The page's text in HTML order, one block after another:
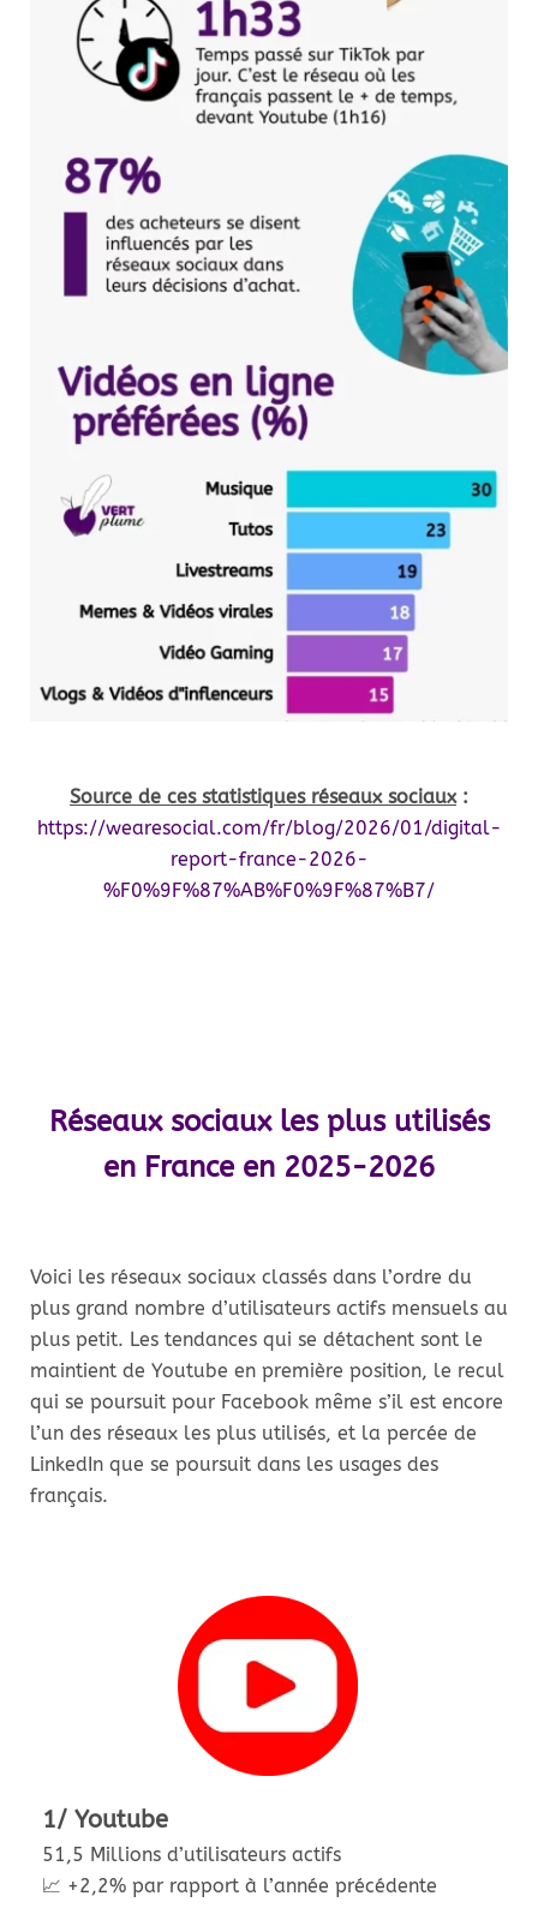
Source de ces statistiques réseaux sociaux:
https://wearesocial.com/fr/blog/2026/01/digital-
report-france-2026-
%F0%9F%87%AB%F0%9F%87%B7/
Réseaux sociaux les plus utilisés
en France en 2025-2026
Voici les réseaux sociaux classés dans l’ordre du
plus grand nombre d’utilisateurs actifs mensuels au
plus petit. Les tendances qui se détachent sont le
maintient de Youtube en première position, le recul
qui se poursuit pour Facebook même s’il est encore
l’un des réseaux les plus utilisés, et la percée de
LinkedIn que se poursuit dans les usages des
français.
1/ Youtube
51,5 Millions d’utilisateurs actifs
📈 +2,2% par rapport à l’année précédente